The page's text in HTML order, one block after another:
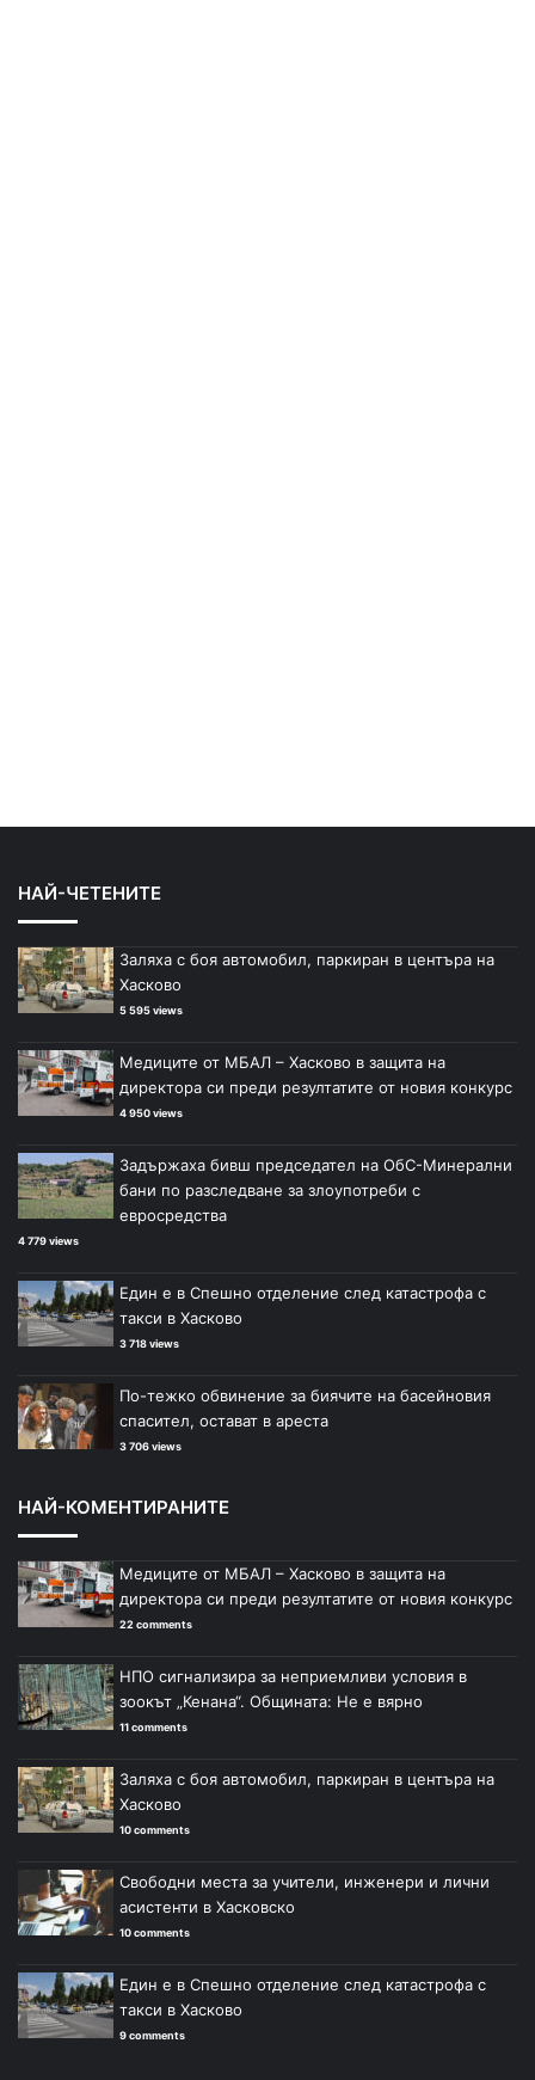
НАЙ-ЧЕТЕНИТЕ
Заляха с боя автомобил, паркиран в центъра на
Хасково
5 595 views
Медиците от МБАЛ – Хасково в защита на
директора си преди резултатите от новия конкурс
4 950 views
Задържаха бивш председател на ОбС-Минерални
бани по разследване за злоупотреби с
евросредства
4 779 views
Един е в Спешно отделение след катастрофа с
такси в Хасково
3 718 views
По-тежко обвинение за биячите на басейновия
спасител, остават в ареста
3 706 views
НАЙ-КОМЕНТИРАНИТЕ
Медиците от МБАЛ – Хасково в защита на
директора си преди резултатите от новия конкурс
22 comments
НПО сигнализира за неприемливи условия в
зоокът „Кенана“. Общината: Не е вярно
11 comments
Заляха с боя автомобил, паркиран в центъра на
Хасково
10 comments
Свободни места за учители, инженери и лични
асистенти в Хасковско
10 comments
Един е в Спешно отделение след катастрофа с
такси в Хасково
9 comments